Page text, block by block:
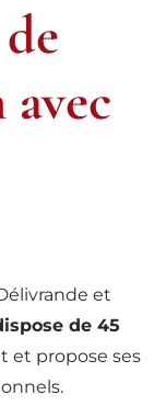
et
de 45
et propose ses